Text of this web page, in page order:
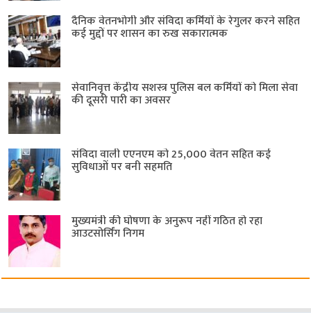
दैनिक वेतनभोगी और संविदा कर्मियों के रेगुलर करने सहित
कई मुद्दों पर शासन का रुख सकारात्मक
सेवानिवृत्त केंद्रीय सशस्त्र पुलिस बल ​कर्मियों को मिला सेवा
की दूसरी पारी का अवसर
संविदा वाली एएनएम को 25,000 वेतन सहित कई
सुविधाओं पर बनी सहमति
मुख्यमंत्री की घोषणा के अनुरूप नहीं गठित हो रहा
आउटसोर्सिंग निगम